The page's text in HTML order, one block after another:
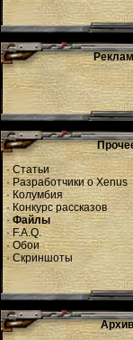
·Статьи
·Разработчики о Xenus
·Колумбия
·Конкурс рассказов
·Файлы
·F.A.Q.
· Обои
· Скриншоты
Архив